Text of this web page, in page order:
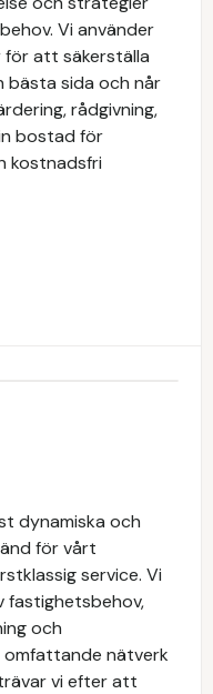
Vi använder
att säkerställa
bästa sida och når
rådgivning,
bostad för
kostnadsfri
dynamiska och
för vårt
service. Vi
och
nätverk
vi efter att